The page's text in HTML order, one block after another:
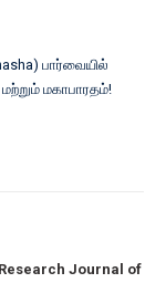
பார்வையில்
மகாபாரதம்!
Journal of